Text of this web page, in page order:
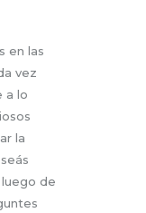
en las
vez
a lo
la
de